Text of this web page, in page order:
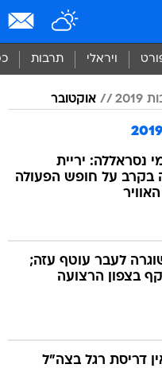
ויראלי תרבות
אוקטובר
נסראללה: יריית
בקרב על חופש הפעולה
לעבר עוטף עזה;
בצפון הרצועה
דריסת רגל בצה"ל